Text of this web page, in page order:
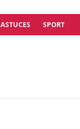
ASTUCES SPORT